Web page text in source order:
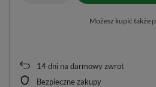
14dni na darmowy zwrot
Bezpieczne zakupy
Możesz kupić także